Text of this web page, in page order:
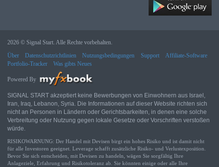
2026 © Signal Start. Alle Rechte vorbehalten.
Über
Datenschutzrichtlinien Nutzungsbedingungen Support
Affiliate-Software
Portfolio-Tracker
Was gibts Neues
Powered By
SIGNAL START akzeptiert keine Bewerbungen von Einwohnern aus Israel,
Iran, Iraq, Lebanon, Syria. Die Informationen auf dieser Website richten sich
nicht an Personen in Ländern oder Gerichtsbarkeiten, in denen eine solche
Verbreitung oder Nutzung gegen lokale Gesetze oder Vorschriften verstoßen
würde.
RISIKOWARNUNG: Der Handel mit Devisen birgt ein hohes Risiko und ist damit nicht
für alle Investoren geeignet. Leverage schafft zusätzliche Risiko- und Verlustexposition.
Bevor Sie sich entscheiden, mit Devisen zu handeln, wägen Sie sorgfältig Ihre
Anlageziele, Erfahrung und Risikotoleranz ab. Sie könnten einige oder alle Ihre